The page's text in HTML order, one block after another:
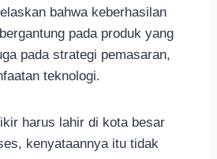
bahwa keberhasilan
pada produk yang
pada strategi pemasaran,
teknologi.
harus lahir di kota besar
kenyataannya itu tidak